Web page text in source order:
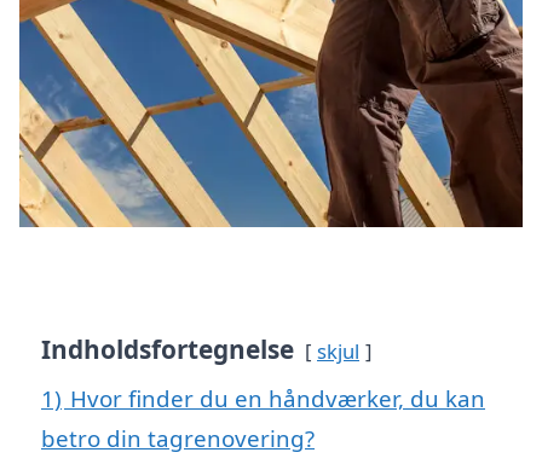
Indholdsfortegnelse skjul
1) Hvor finder du en håndværker, du kan
betro din tagrenovering?